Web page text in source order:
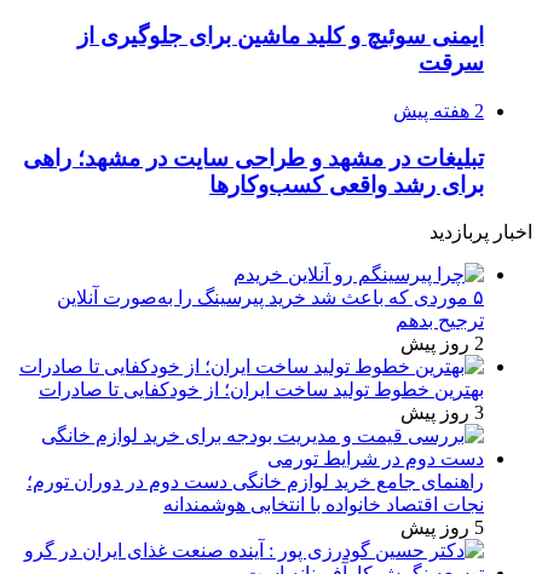
ایمنی سوئیچ و کلید ماشین برای جلوگیری از
سرقت
2 هفته پیش
تبلیغات در مشهد و طراحی سایت در مشهد؛ راهی
برای رشد واقعی کسب‌وکارها
اخبار پربازدید
۵ موردی که باعث شد خرید پیرسینگ را به‌صورت آنلاین
ترجیح بدهم
2 روز پیش
بهترین خطوط تولید ساخت ایران؛ از خودکفایی تا صادرات
3 روز پیش
راهنمای جامع خرید لوازم خانگی دست دوم در دوران تورم؛
نجات اقتصاد خانواده با انتخابی هوشمندانه
5 روز پیش